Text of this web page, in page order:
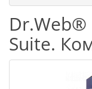
Dr.Web®
Suite.